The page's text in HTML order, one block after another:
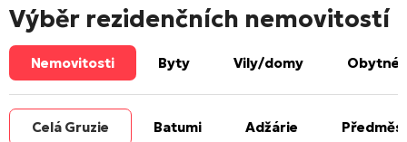
Výběr rezidenčních nemovitostí
Nemovitosti Byty Vily/domy Obytné
Celá Gruzie Batumi Adžárie